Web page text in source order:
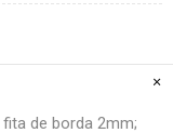
de borda 2mm;